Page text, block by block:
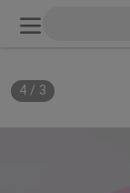
3
/
4